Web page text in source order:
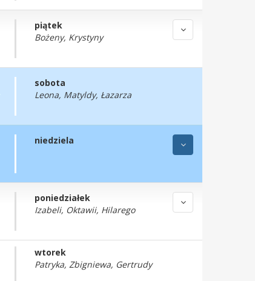
piątek
Bożeny, Krystyny
sobota
Leona, Matyldy, Łazarza
niedziela
poniedziałek
Izabeli, Oktawii, Hilarego
wtorek
Patryka, Zbigniewa, Gertrudy